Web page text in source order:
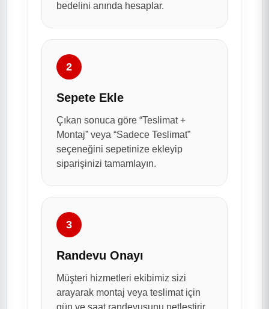
bedelini anında hesaplar.
2
Sepete Ekle
Çıkan sonuca göre “Teslimat +
Montaj” veya “Sadece Teslimat”
seçeneğini sepetinize ekleyip
siparişinizi tamamlayın.
3
Randevu Onayı
Müşteri hizmetleri ekibimiz sizi
arayarak montaj veya teslimat için
gün ve saat randevusunu netleştirir.